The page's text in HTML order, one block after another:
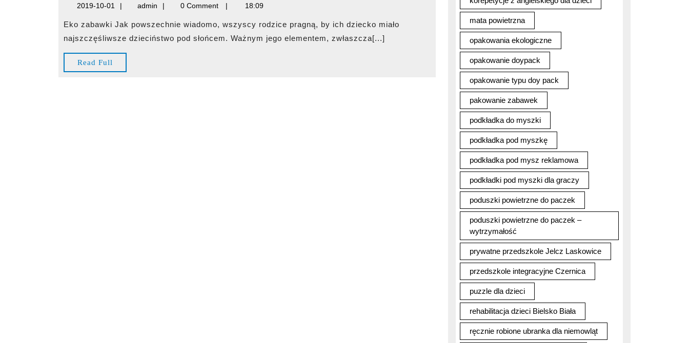
mniejszych
i
2019-10-01 2019-
01
admin admin 0 Comment 18:09
Eko zabawki Jak powszechnie wiadomo, wszyscy rodzice pragną, by ich dziecko miało
najszczęśliwsze dzieciństwo pod słońcem. Ważnym jego elementem, zwłaszcza[...]
Read Full
Full
mata powietrzna
opakowania ekologiczne
opakowanie doypack
opakowanie typu doy pack
pakowanie zabawek
podkładka do myszki
podkładka pod myszkę
podkładka pod mysz reklamowa
podkładki pod myszki dla graczy
poduszki powietrzne do paczek
poduszki powietrzne do paczek –
wytrzymałość
prywatne przedszkole Jelcz Laskowice
przedszkole integracyjne Czernica
puzzle dla dzieci
rehabilitacja dzieci Bielsko Biała
ręcznie robione ubranka dla niemowląt